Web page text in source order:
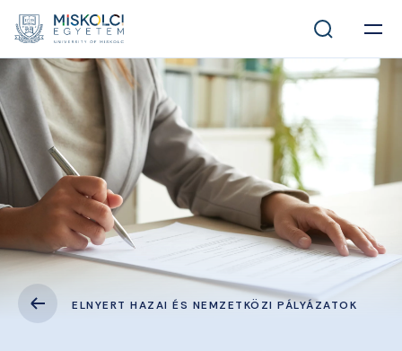
ELNYERT HAZAI ÉS NEMZETKÖZI PÁLYÁZATOK